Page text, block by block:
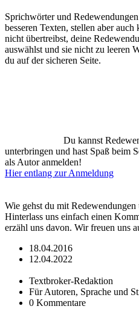
Sprichwörter und
besseren Texten, stellen aber
nicht übertreibst, deine
auswählst und sie nicht zu leeren
du auf der sicheren Seite.
Du kannst
unterbringen und hast Spaß beim
als Autor anmelden!
Hier entlang zur Anmeldung
Wie gehst du mit
Hinterlass uns einfach einen
erzähl uns davon. Wir freuen uns
18.04.2016
12.04.2022
Textbroker-Redaktion
Für Autoren, Sprache und
0 Kommentare